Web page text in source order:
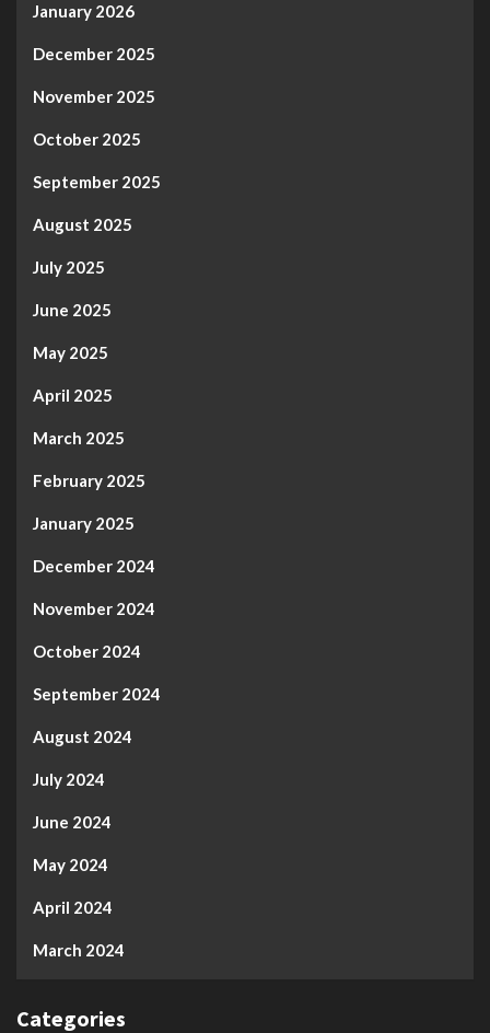
January 2026
December 2025
November 2025
October 2025
September 2025
August 2025
July 2025
June 2025
May 2025
April 2025
March 2025
February 2025
January 2025
December 2024
November 2024
October 2024
September 2024
August 2024
July 2024
June 2024
May 2024
April 2024
March 2024
Categories